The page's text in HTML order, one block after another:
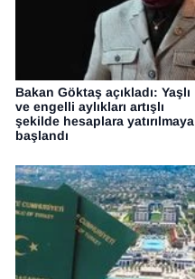
Bakan Göktaş açıkladı: Yaşlı
ve engelli aylıkları artışlı
şekilde hesaplara yatırılmaya
başlandı